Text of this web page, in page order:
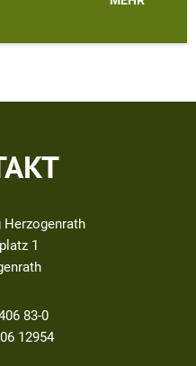
1
83-0
12954